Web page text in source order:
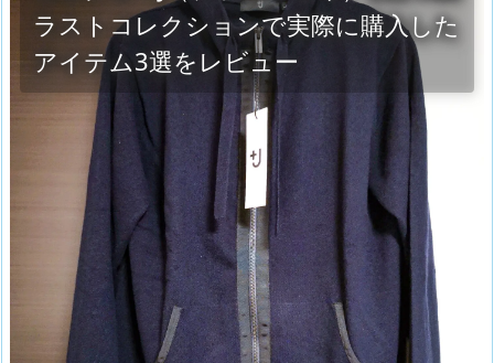
ラストコレクションで実際に購入した
アイテム3選をレビュー